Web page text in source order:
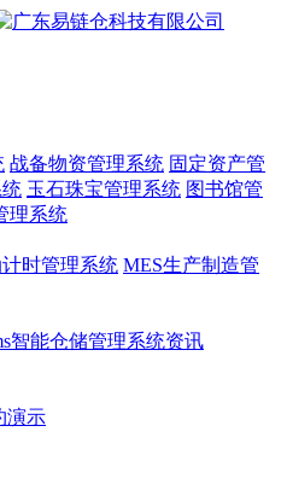
战备物资管理系统 固定资产管
玉石珠宝管理系统 图书馆管
理系统
时管理系统 MES生产制造管
智能仓储管理系统资讯
演示